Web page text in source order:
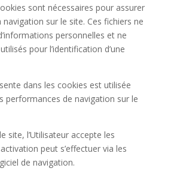
sont nécessaires pour assurer
navigation sur le site. Ces fichiers ne
personnelles et ne
pour l’identification d’une
dans les cookies est utilisée
performances de navigation sur le
site, l’Utilisateur accepte les
peut s’effectuer via les
de navigation.